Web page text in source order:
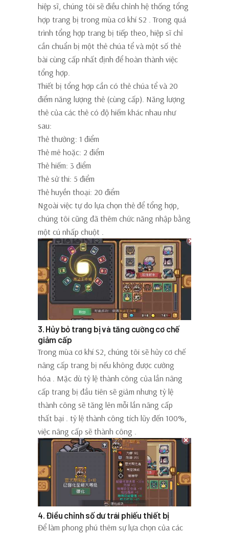
hiệp sĩ, chúng tôi sẽ điều chỉnh hệ thống tổng
hợp trang bị trong mùa cơ khí S2
. Trong quá
trình tổng hợp trang bị tiếp theo, hiệp sĩ chỉ
cần chuẩn bị một thẻ chúa tể và một số thẻ
bài cùng cấp nhất định để hoàn thành việc
tổng hợp.
Thiết bị tổng hợp cần có thẻ chúa tể và 20
điểm năng lượng thẻ (cùng cấp). Năng lượng
thẻ của các thẻ có độ hiếm khác nhau như
sau:
Thẻ thường: 1 điểm
Thẻ mê hoặc: 2 điểm
Thẻ hiếm: 3 điểm
Thẻ sử thi: 5 điểm
Thẻ huyền thoại: 20 điểm
Ngoài việc tự do lựa chọn thẻ để tổng hợp,
chúng tôi cũng đã thêm chức năng nhập bằng
một cú nhấp chuột
3. Hủy bỏ trang bị và tăng cường cơ chế
giảm cấp
Trong mùa cơ khí S2, chúng tôi sẽ hủy cơ chế
nâng cấp trang bị nếu không được cường
hóa . Mặc dù tỷ lệ thành công của lần nâng
cấp trang bị đầu tiên sẽ giảm nhưng tỷ lệ
thành công sẽ tăng lên mỗi lần nâng cấp
thất bại . tỷ lệ thành công tích lũy đến 100%,
việc nâng cấp sẽ thành công .
4. Điều chỉnh số dư trái phiếu thiết bị
Để làm phong phú thêm sự lựa chọn của các